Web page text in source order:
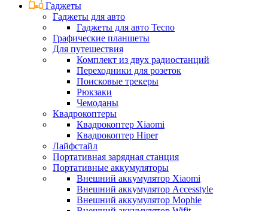
Гаджеты
Гаджеты для авто
Гаджеты для авто Tecno
Графические планшеты
Для путешествия
Комплект из двух радиостанций
Переходники для розеток
Поисковые трекеры
Рюкзаки
Чемоданы
Квадрокоптеры
Квадрокоптер Xiaomi
Квадрокоптер Hiper
Лайфстайл
Портативная зарядная станция
Портативные аккумуляторы
Внешний аккумулятор Xiaomi
Внешний аккумулятор Accesstyle
Внешний аккумулятор Mophie